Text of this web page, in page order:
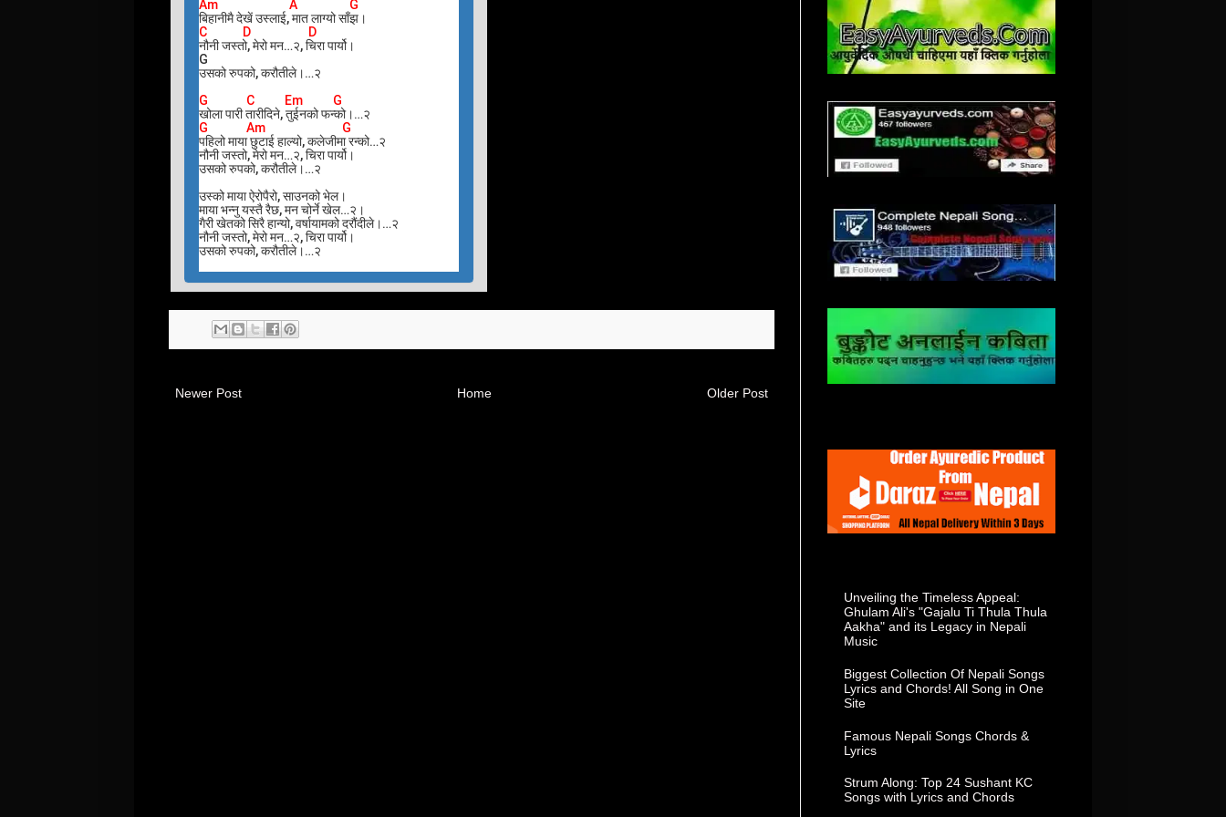
Am A G
बिहानीमै देखें उस्लाई, मात लाग्यो साँझ।
C D D
नौनी जस्तो, मेरो मन…२, चिरा पार्यो।
G
उसको रुपको, करौतीले।…२
G C Em G
खोला पारी तारीदिने, तुईनको फन्को।…२
G Am G
पहिलो माया छुटाई हाल्यो, कलेजीमा रन्को…२
नौनी जस्तो, मेरो मन…२, चिरा पार्यो।
उसको रुपको, करौतीले।…२
उस्को माया ऐरोपैरो, साउनको भेल।
माया भन्नु यस्तै रैछ, मन चोर्ने खेल…२।
गैरी खेतको सिरै हान्यो, वर्षायामको दरौंदीले।…२
नौनी जस्तो, मेरो मन…२, चिरा पार्यो।
उसको रुपको, करौतीले।…२
Newer Post Older Post
Home
Unveiling the Timeless Appeal:
Ghulam Ali's "Gajalu Ti Thula Thula
Aakha" and its Legacy in Nepali
Music
Biggest Collection Of Nepali Songs
Lyrics and Chords! All Song in One
Site
Famous Nepali Songs Chords &
Lyrics
Strum Along: Top 24 Sushant KC
Songs with Lyrics and Chords